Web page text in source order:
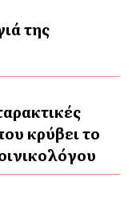
της
κρύβει το